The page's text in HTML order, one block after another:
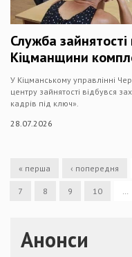
Служба
Кіцманщини
У Кіцманському управлінні
центру зайнятості відбувся
кадрів під ключ».
28.07.2026
« перша ‹ попередня
7 8 9 10
Анонси